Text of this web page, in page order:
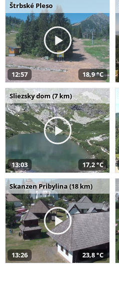
Štrbské Pleso
12:57 18,9 °C
Sliezsky dom (7 km)
13:03 17,2 °C
Skanzen Pribylina (18 km)
13:26 23,8 °C